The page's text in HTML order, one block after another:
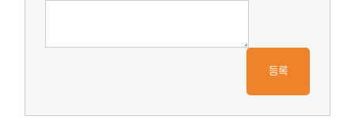
등록